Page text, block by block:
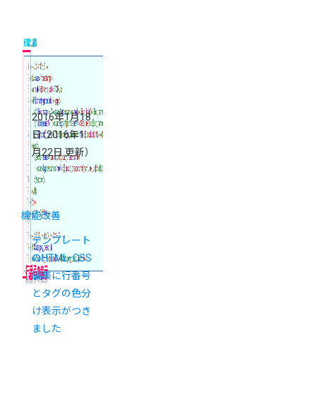
2016年1月18
日（2016年1
月22日 更新）
機能改善
テンプレート
のHTML・CSS
編集に行番号
とタグの色分
け表示がつき
ました